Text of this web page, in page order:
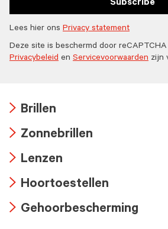
Subscribe
Lees hier ons Privacy statement
Deze site is beschermd door
Privacybeleid en Servicevoorwaarden zijn
icon
Brillen
icon
Zonnebrillen
icon
Lenzen
icon
Hoortoestellen
Gehoorbescherming